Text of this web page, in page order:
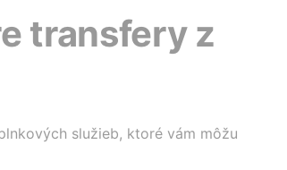
transfery z
služieb, ktoré vám môžu